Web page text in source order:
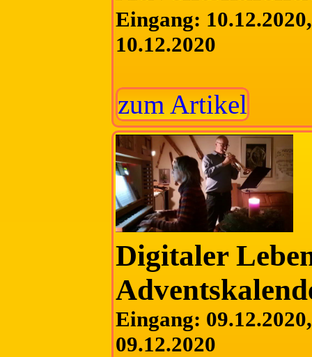
Eingang:
10.12.2020
zum Artikel
Digitaler
Eingang:
09.12.2020